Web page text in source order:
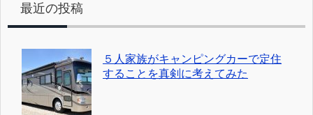
最近の投稿
５人家族がキャンピングカーで定住
することを真剣に考えてみた